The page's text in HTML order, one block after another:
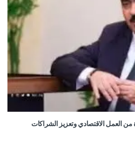
العمل الاقتصادي وتعزيز الشراكات